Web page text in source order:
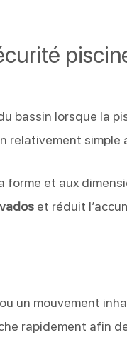
bassin lorsque la
relativement simple
forme et aux
et réduit
un mouvement
rapidement afin